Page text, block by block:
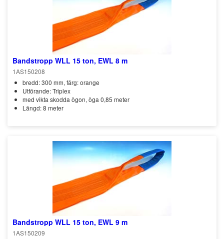
Bandstropp WLL 15 ton, EWL 8 m
1AS150208
bredd: 300 mm, färg: orange
Utförande: Triplex
med vikta skodda ögon, öga 0,85 meter
Längd: 8 meter
Bandstropp WLL 15 ton, EWL 9 m
1AS150209